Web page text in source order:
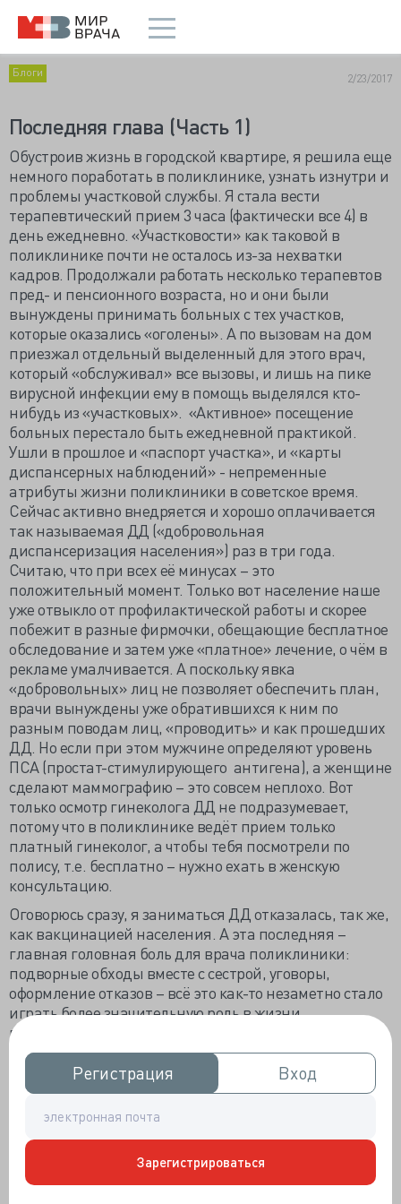
Регистрация
Регистрация Вход
Вход
Зарегистрироваться
Блоги 2/23/2017
Последняя глава (Часть 1)
Обустроив жизнь в городской квартире, я решила еще
немного поработать в поликлинике, узнать изнутри и
проблемы участковой службы. Я стала вести
терапевтический прием 3 часа (фактически все 4) в
день ежедневно. «Участковости» как таковой в
поликлинике почти не осталось из-за нехватки
кадров. Продолжали работать несколько терапевтов
пред- и пенсионного возраста, но и они были
вынуждены принимать больных с тех участков,
которые оказались «оголены». А по вызовам на дом
приезжал отдельный выделенный для этого врач,
который «обслуживал» все вызовы, и лишь на пике
вирусной инфекции ему в помощь выделялся кто-
нибудь из «участковых». «Активное» посещение
больных перестало быть ежедневной практикой.
Ушли в прошлое и «паспорт участка», и «карты
диспансерных наблюдений» - непременные
атрибуты жизни поликлиники в советское время.
Сейчас активно внедряется и хорошо оплачивается
так называемая ДД («добровольная
диспансеризация населения») раз в три года.
Считаю, что при всех её минусах – это
положительный момент. Только вот население наше
уже отвыкло от профилактической работы и скорее
побежит в разные фирмочки, обещающие бесплатное
обследование и затем уже «платное» лечение, о чём в
рекламе умалчивается. А поскольку явка
«добровольных» лиц не позволяет обеспечить план,
врачи вынуждены уже обратившихся к ним по
разным поводам лиц, «проводить» и как прошедших
ДД. Но если при этом мужчине определяют уровень
ПСА (простат-стимулирующего антигена), а женщине
сделают маммографию – это совсем неплохо. Вот
только осмотр гинеколога ДД не подразумевает,
потому что в поликлинике ведёт прием только
платный гинеколог, а чтобы тебя посмотрели по
полису, т.е. бесплатно – нужно ехать в женскую
консультацию.
Оговорюсь сразу, я заниматься ДД отказалась, так же,
как вакцинацией населения. А эта последняя –
главная головная боль для врача поликлиники:
подворные обходы вместе с сестрой, уговоры,
оформление отказов – всё это как-то незаметно стало
играть более значительную роль в жизни
поликлиники, во всяком случае по времени,
уходящему на оформление отчётов, обсуждение и
контроль этих мероприятий, чем
собственно качество
ведения больныхна участке. Чуть не оговорилась:
«Качество обслуживания». Это мерзкое слово уже
вьелось в наш лексикон и немало способствовало
превращению врача из уважаемой персоны в
работника сферы услуг.